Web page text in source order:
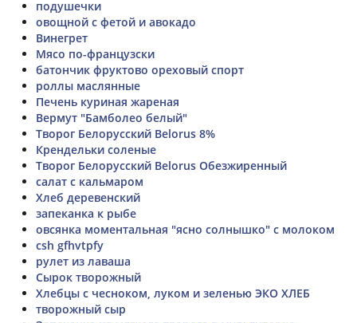
подушечки
овощной с фетой и авокадо
Винегрет
Мясо по-французски
батончик фруктово ореховый спорт
роллы маслянные
Печень куриная жареная
Вермут "Бамболео белый"
Творог Белорусский Belorus 8%
Крендельки соленые
Творог Белорусский Belorus Обезжиренный
салат с кальмаром
Хлеб деревенский
запеканка к рыбе
овсянка моментальная "ясно солнышко" с молоком
csh gfhvtpfy
рулет из лаваша
Сырок творожный
Хлебцы с чесноком, луком и зеленью ЭКО ХЛЕБ
творожный сыр